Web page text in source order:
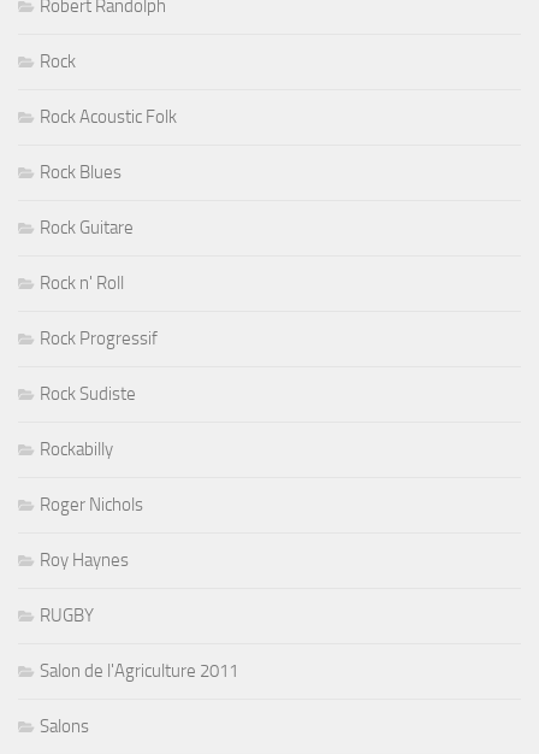
Robert Randolph
Rock
Rock Acoustic Folk
Rock Blues
Rock Guitare
Rock n' Roll
Rock Progressif
Rock Sudiste
Rockabilly
Roger Nichols
Roy Haynes
RUGBY
Salon de l'Agriculture 2011
Salons